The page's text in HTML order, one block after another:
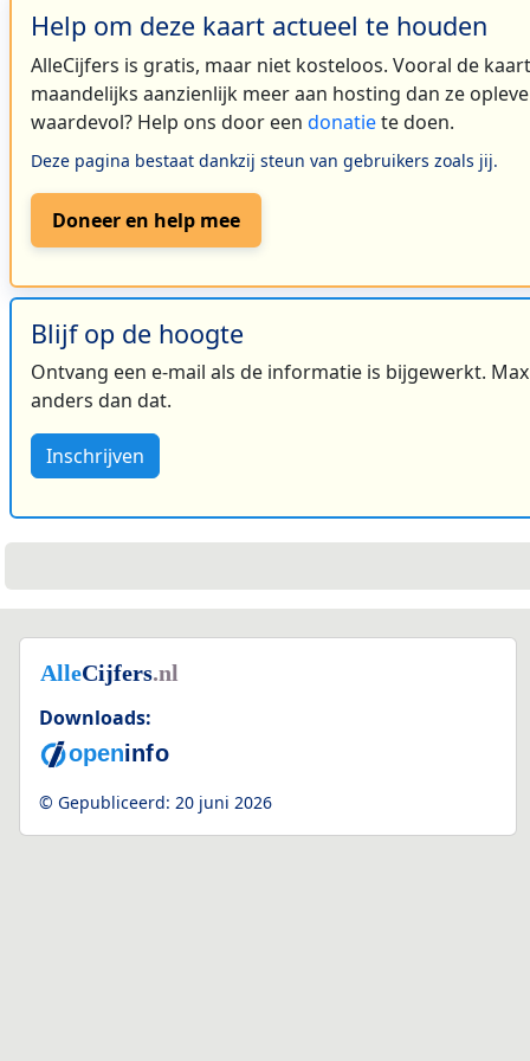
3
Help om deze kaart actueel te houden
AlleCijfers is gratis, maar niet kosteloos. Vooral de
maandelijks aanzienlijk meer aan hosting dan ze
waardevol? Help ons door een donatiete doen.
Deze pagina bestaat dankzij steun van gebruikers zoals jij.
Doneer en help mee
Blijf op de hoogte
Ontvang een e-mail als de informatie is bijgewerkt.
anders dan dat.
Inschrijven
Downloads:
© Gepubliceerd: 20 juni 2026